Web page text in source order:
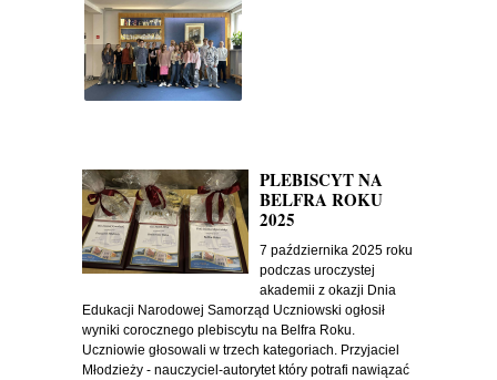
PLEBISCYT NA
BELFRA ROKU
2025
7 października 2025 roku
podczas uroczystej
akademii z okazji Dnia
Edukacji Narodowej Samorząd Uczniowski ogłosił
wyniki corocznego plebiscytu na Belfra Roku.
Uczniowie głosowali w trzech kategoriach. Przyjaciel
Młodzieży - nauczyciel-autorytet który potrafi nawiązać